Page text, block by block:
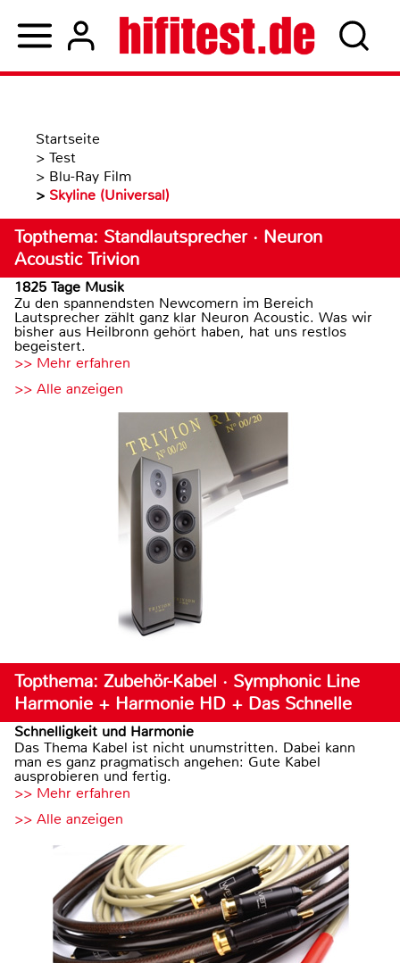
Startseite
> Test
> Blu-Ray Film
> Skyline (Universal)
Topthema: Standlautsprecher · Neuron
Acoustic Trivion
1825 Tage Musik
Zu den spannendsten Newcomern im Bereich
Lautsprecher zählt ganz klar Neuron Acoustic. Was wir
bisher aus Heilbronn gehört haben, hat uns restlos
begeistert.
>> Mehr erfahren
>> Alle anzeigen
Topthema: Zubehör-Kabel · Symphonic Line
Harmonie + Harmonie HD + Das Schnelle
Schnelligkeit und Harmonie
Das Thema Kabel ist nicht unumstritten. Dabei kann
man es ganz pragmatisch angehen: Gute Kabel
ausprobieren und fertig.
>> Mehr erfahren
>> Alle anzeigen